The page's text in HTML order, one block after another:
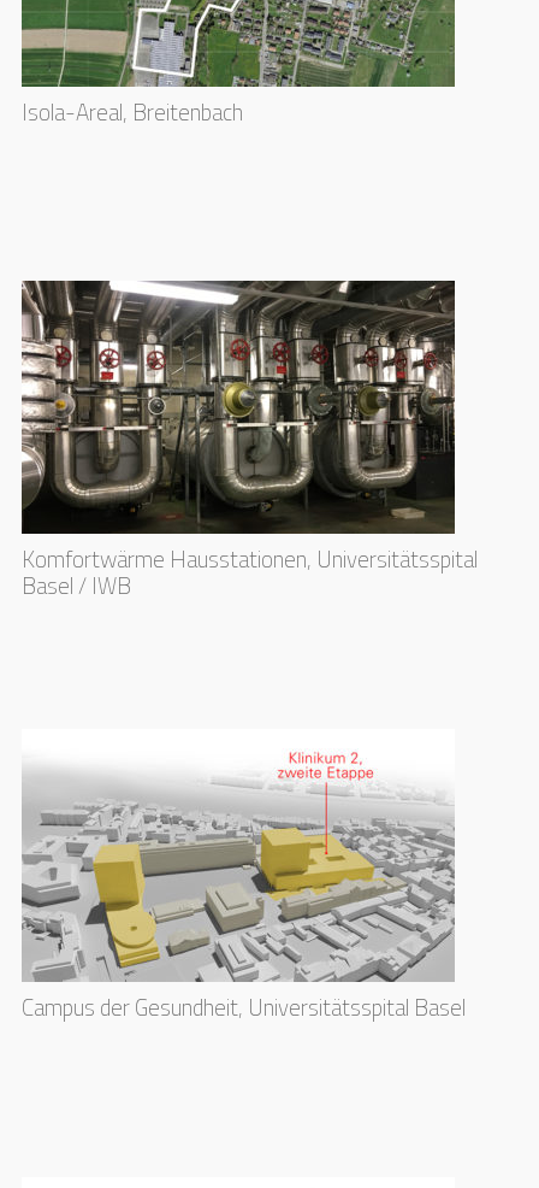
Isola-Areal, Breitenbach
Komfortwärme Hausstationen, Universitätsspital
Basel / IWB
Campus der Gesundheit, Universitätsspital Basel